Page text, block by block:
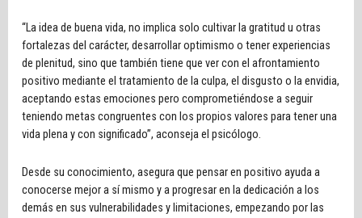
“La idea de buena vida, no implica solo cultivar la gratitud u otras
fortalezas del carácter, desarrollar optimismo o tener experiencias
de plenitud, sino que también tiene que ver con el afrontamiento
positivo mediante el tratamiento de la culpa, el disgusto o la envidia,
aceptando estas emociones pero comprometiéndose a seguir
teniendo metas congruentes con los propios valores para tener una
vida plena y con significado”, aconseja el psicólogo.
Desde su conocimiento, asegura que pensar en positivo ayuda a
conocerse mejor a sí mismo y a progresar en la dedicación a los
demás en sus vulnerabilidades y limitaciones, empezando por las